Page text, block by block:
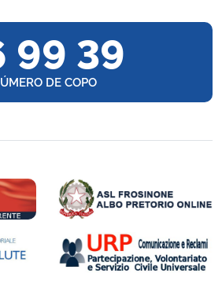
99 39
DE COPO